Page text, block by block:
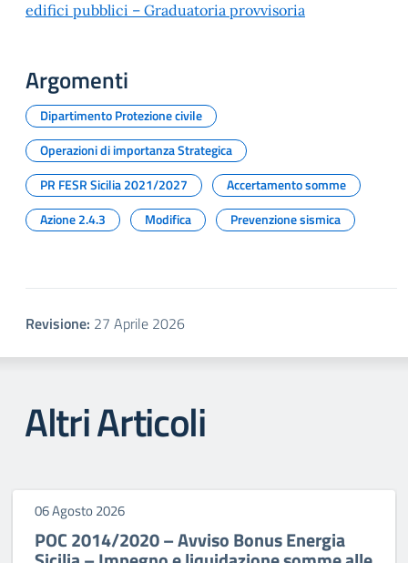
edifici pubblici – Graduatoria provvisoria
Argomenti
Dipartimento Protezione civile
Operazioni di importanza Strategica
PR FESR Sicilia 2021/2027
Accertamento somme
Azione 2.4.3
Modifica Prevenzione sismica
Revisione: 27 Aprile 2026
Altri Articoli
06 Agosto 2026
POC 2014/2020 – Avviso Bonus Energia